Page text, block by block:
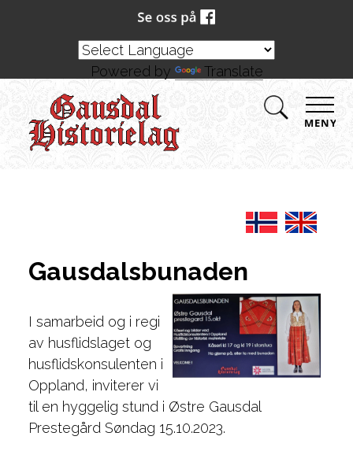
MENY
Gausdalsbunaden
I samarbeid og i regi
av husflidslaget og
husflidskonsulenten i
Oppland, inviterer vi
til en hyggelig stund i Østre Gausdal
Prestegård Søndag 15.10.2023.
Powered by Translate